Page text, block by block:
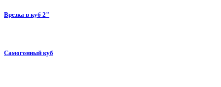
Врезка в куб 2"
Самогонный куб